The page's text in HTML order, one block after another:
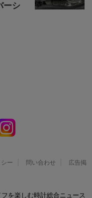
ーシ
ー 問い合わせ
広告掲
を楽しむ時計総合ニュース